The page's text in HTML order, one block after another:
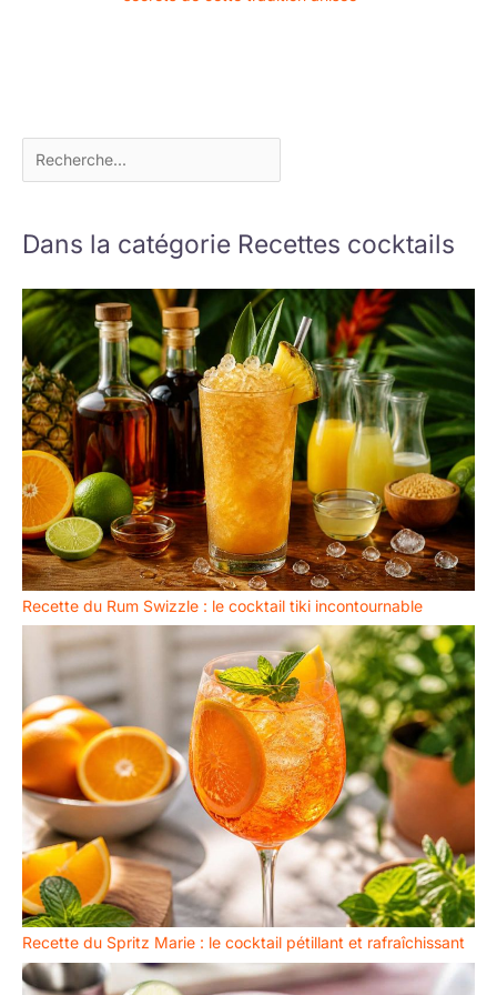
toute tranquillité
Dans la catégorie Recettes cocktails
Recette du Rum Swizzle : le cocktail tiki incontournable
Recette du Spritz Marie : le cocktail pétillant et rafraîchissant